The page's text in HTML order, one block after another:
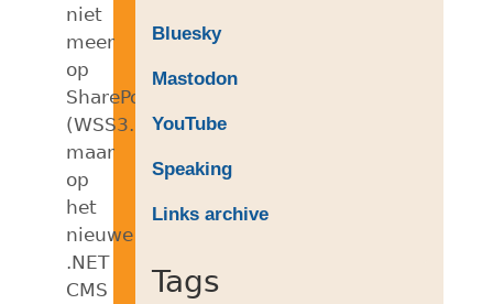
niet
meer
op
SharePoint
(WSS3.0),
maar
op
het
nieuwe
.NET
CMS
Bluesky
Mastodon
YouTube
Speaking
Links archive
Tags